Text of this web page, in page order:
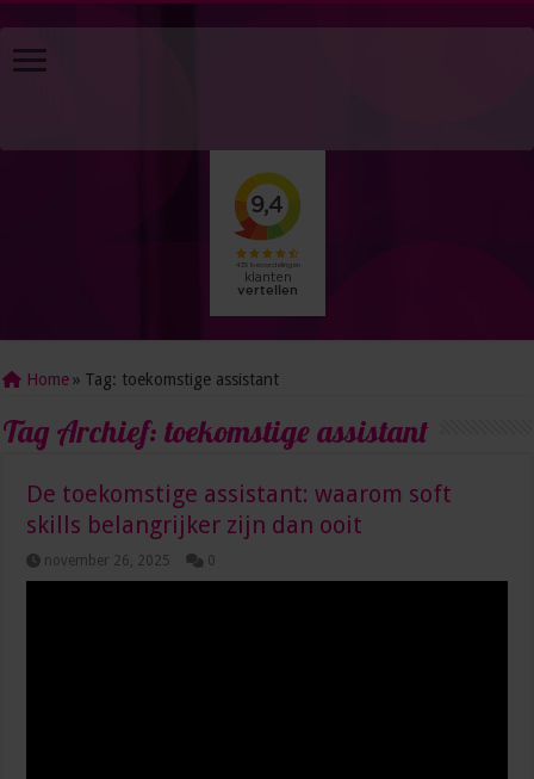
Home » Tag: toekomstige assistant
Tag Archief:toekomstige assistant
De toekomstige assistant: waarom soft
skills belangrijker zijn dan ooit
november 26, 2025 0